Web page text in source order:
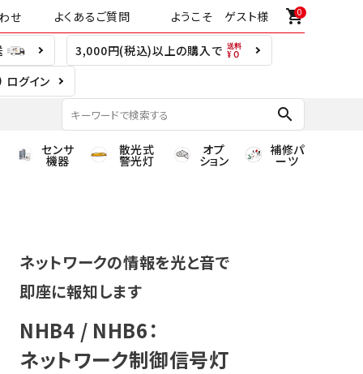
せ よくあるご質問 ようこそ ゲスト様 0
shopping_cart
3,000円(税込)以上の購入で
ログイン
search
センサ
機器
散光式
警光灯
オプ
ション
補修パ
ーツ
ネットワークの情報を光と音で
即座に報知します
NHB4 / NHB6：
ネットワーク制御信号灯